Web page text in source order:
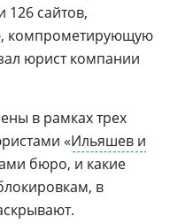
126 сайтов,
компрометирующую
юрист компании
в рамках трех
«Ильяшев и
бюро, и какие
в